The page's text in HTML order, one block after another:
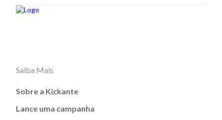
Saiba Mais
Sobre a Kickante
Lance uma campanha